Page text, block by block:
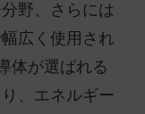
野、さらには
広く使用され
体が選ばれる
、エネルギー